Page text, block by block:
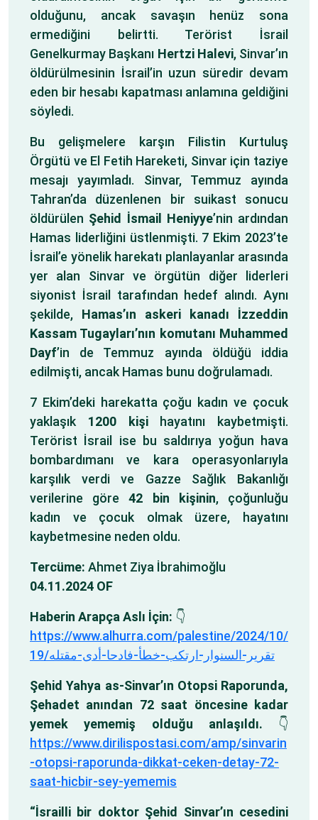
olduğunu, ancak savaşın henüz sona
ermediğini belirtti. Terörist İsrail
Genelkurmay Başkanı Hertzi Halevi, Sinvar’ın
öldürülmesinin İsrail’in uzun süredir devam
eden bir hesabı kapatması anlamına geldiğini
söyledi.
Bu gelişmelere karşın Filistin Kurtuluş
Örgütü ve El Fetih Hareketi, Sinvar için taziye
mesajı yayımladı. Sinvar, Temmuz ayında
Tahran’da düzenlenen bir suikast sonucu
öldürülen Şehid İsmail Heniyye’nin ardından
Hamas liderliğini üstlenmişti. 7 Ekim 2023’te
İsrail’e yönelik harekatı planlayanlar arasında
yer alan Sinvar ve örgütün diğer liderleri
siyonist İsrail tarafından hedef alındı. Aynı
şekilde, Hamas’ın askeri kanadı İzzeddin
Kassam Tugayları’nın komutanı Muhammed
Dayf’in de Temmuz ayında öldüğü iddia
edilmişti, ancak Hamas bunu doğrulamadı.
7 Ekim’deki harekatta çoğu kadın ve çocuk
yaklaşık 1200 kişihayatını kaybetmişti.
Terörist İsrail ise bu saldırıya yoğun hava
bombardımanı ve kara operasyonlarıyla
karşılık verdi ve Gazze Sağlık Bakanlığı
verilerine göre 42 bin kişinin, çoğunluğu
kadın ve çocuk olmak üzere, hayatını
kaybetmesine neden oldu.
Tercüme: Ahmet Ziya İbrahimoğlu
04.11.2024 OF
Haberin Arapça Aslı İçin: 👇
https://www.alhurra.com/palestine/2024/10/
19/تقرير-السنوار-ارتكب-خطأ-فادحا-أدى-مقتله
Şehid Yahya as-Sinvar’ın Otopsi Raporunda,
Şehadet anından 72 saat öncesine kadar
yemek yememiş olduğu anlaşıldı. 👇
https://www.dirilispostasi.com/amp/sinvarin
-otopsi-raporunda-dikkat-ceken-detay-72-
saat-hicbir-sey-yememis
“İsrailli bir doktor Şehid Sinvar’ın cesedini